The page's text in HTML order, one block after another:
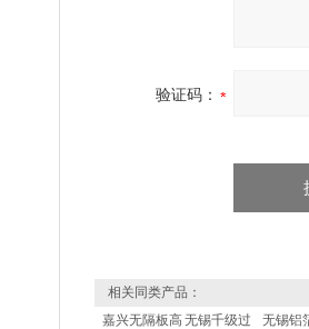
验证码：
相关同类产品：
嘉兴无隔板高无锡千级过
无锡铝